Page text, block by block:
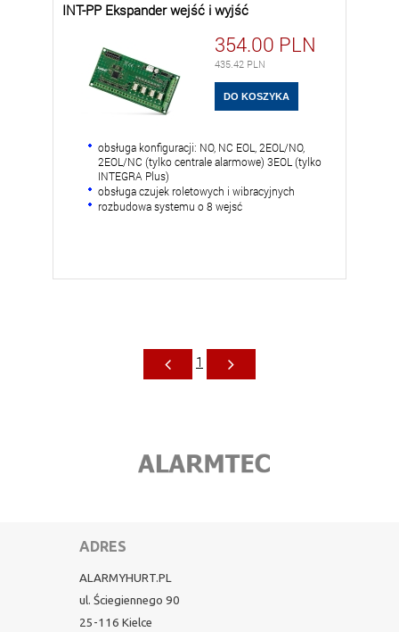
INT-PP Ekspander wejść i wyjść
354.00 PLN
435.42 PLN
obsługa konfiguracji: NO, NC EOL, 2EOL/NO,
2EOL/NC (tylko centrale alarmowe) 3EOL (tylko
INTEGRA Plus)
obsługa czujek roletowych i wibracyjnych
rozbudowa systemu o 8 wejsć
1
ADRES
ALARMYHURT.PL
ul. Ściegiennego 90
25-116 Kielce